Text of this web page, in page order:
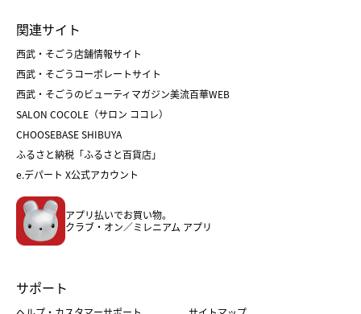
父の日
クリスマスケーキ
ホワイトデー
菓子折り
和菓子
人気のギフト
バレンタイン
ホワイトデー
おせち
フード
ホーム・キッチン＆アート
関連サイト
西武・そごう店舗情報サイト
西武・そごうコーポレートサイト
西武・そごうのビューティマガジン美流百華WEB
SALON COCOLE（サロン ココレ）
CHOOSEBASE SHIBUYA
ふるさと納税「ふるさと百貨店」
e.デパート X公式アカウント
アプリ払いでお買い物。
クラブ・オン／ミレニアム アプリ
サポート